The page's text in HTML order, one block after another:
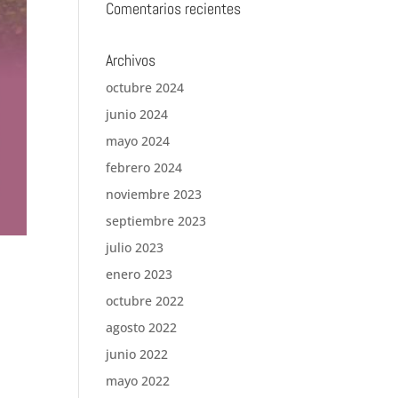
Comentarios recientes
Archivos
octubre 2024
junio 2024
mayo 2024
febrero 2024
noviembre 2023
septiembre 2023
julio 2023
enero 2023
octubre 2022
agosto 2022
junio 2022
mayo 2022